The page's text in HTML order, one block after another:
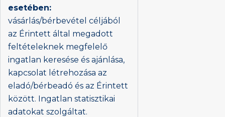
esetében:
vásárlás/bérbevétel céljából
az Érintett által megadott
feltételeknek megfelelő
ingatlan keresése és ajánlása,
kapcsolat létrehozása az
eladó/bérbeadó és az Érintett
között. Ingatlan statisztikai
adatokat szolgáltat.